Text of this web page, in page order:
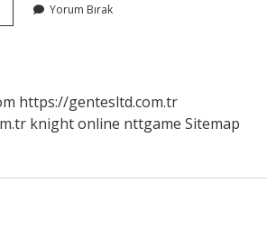
Anahtar
Yorum Bırak
https://gentesltd.com.tr
knight online nttgame Sitemap